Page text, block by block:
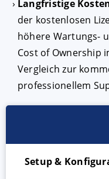
Langfristige
der kostenlosen
höhere Wartungs-
Cost of Ownership
Vergleich zur
professionellem
Setup &